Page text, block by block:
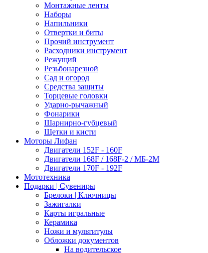
Монтажные ленты
Наборы
Напильники
Отвертки и биты
Прочий инструмент
Расходники инструмент
Режущий
Резьбонарезной
Сад и огород
Средства защиты
Торцевые головки
Ударно-рычажный
Фонарики
Шарнирно-губцевый
Щетки и кисти
Моторы Лифан
Двигатели 152F - 160F
Двигатели 168F / 168F-2 / МБ-2М
Двигатели 170F - 192F
Мототехника
Подарки | Сувениры
Брелоки | Ключницы
Зажигалки
Карты игральные
Керамика
Ножи и мультитулы
Обложки документов
На водительское